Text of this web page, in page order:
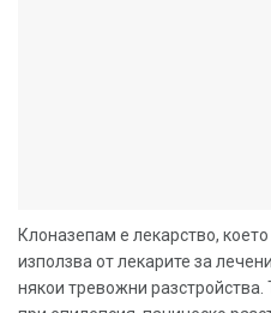
Клоназепам е лекарство,
използва от лекарите за
някои тревожни